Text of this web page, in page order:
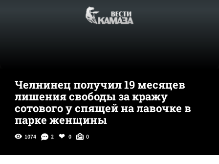
Челнинец получил 19 месяцев
лишения свободы за кражу
сотового у спящей на лавочке в
парке женщины
1074 2 0 0